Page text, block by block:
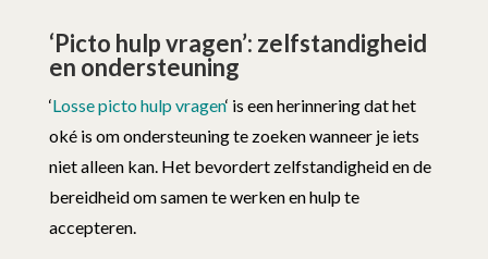
‘Picto hulp vragen’: zelfstandigheid
en ondersteuning
‘Losse picto hulp vragen‘ is een herinnering dat het
oké is om ondersteuning te zoeken wanneer je iets
niet alleen kan. Het bevordert zelfstandigheid en de
bereidheid om samen te werken en hulp te
accepteren.